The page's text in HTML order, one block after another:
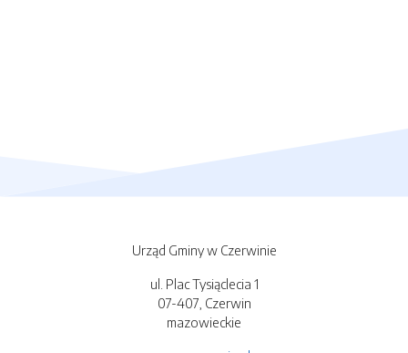
Urząd Gminy w Czerwinie
ul. Plac Tysiąclecia 1
07-407, Czerwin
mazowieckie